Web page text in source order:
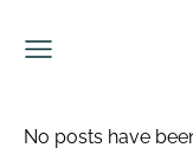
No posts have